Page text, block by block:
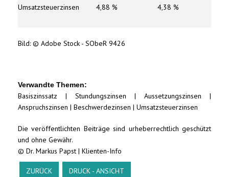
Umsatzsteuerzinsen 4,88 % 4,38 %
Bild: © Adobe Stock - SObeR 9426
Verwandte Themen:
Basiszinssatz | Stundungszinsen | Aussetzungszinsen |
Anspruchszinsen | Beschwerdezinsen | Umsatzsteuerzinsen
Die veröffentlichten Beiträge sind urheberrechtlich geschützt
und ohne Gewähr.
© Dr. Markus Papst | Klienten-Info
ZURÜCK DRUCK - ANSICHT